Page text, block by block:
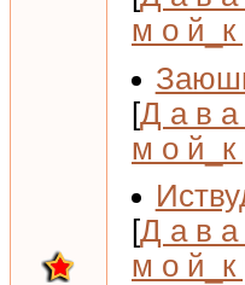
м о й_к
[Д а в а
м о й_к
[Д а в а
м о й_к